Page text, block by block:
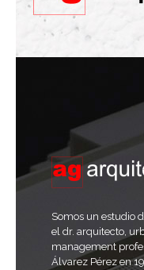
Somos un estudio
el dr. arquitecto,
management
Álvarez Pérez en